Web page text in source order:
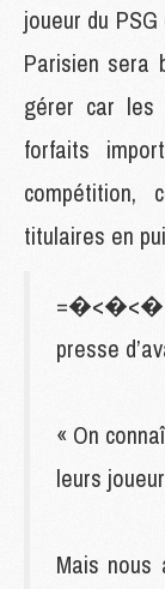
joueur du
Parisien sera
gérer car les
forfaits
compétition,
titulaires en
=�<�<�
presse
« On
leurs
Mais nous